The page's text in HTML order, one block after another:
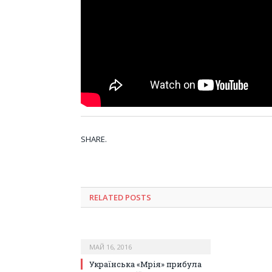
SHARE.
RELATED POSTS
МАЙ 16, 2016
Українська «Мрія» прибула